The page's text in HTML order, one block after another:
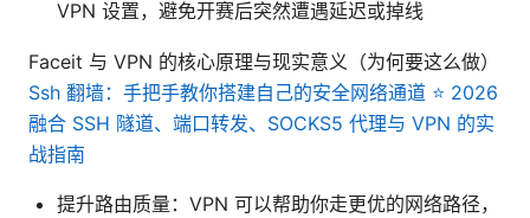
VPN 设置，避免开赛后突然遭遇延迟或掉线
Faceit 与 VPN 的核心原理与现实意义（为何要这么做）
Ssh 翻墙：手把手教你搭建自己的安全网络通道 ⭐ 2026
融合 SSH 隧道、端口转发、SOCKS5 代理与 VPN 的实
战指南
提升路由质量：VPN 可以帮助你走更优的网络路径，